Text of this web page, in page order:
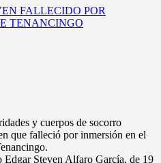
y cuerpos de socorro
que falleció por inmersión en el
Steven Alfaro García, de 19